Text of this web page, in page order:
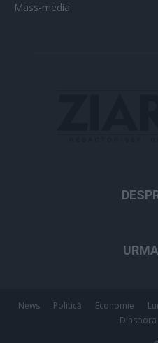
Mass-media
News Politică Economie
Diaspora